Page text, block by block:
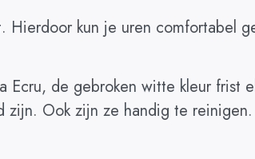
Hierdoor kun je uren comfortabel
Ecru, de gebroken witte kleur frist
zijn. Ook zijn ze handig te reinigen.